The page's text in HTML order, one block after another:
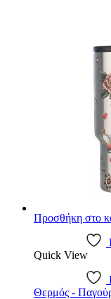
Προσθήκη στο
Quick View
Θερμός -